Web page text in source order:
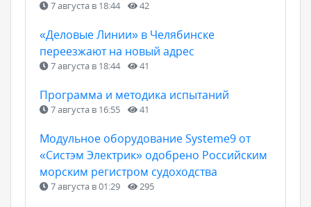
7 августа в 18:44 42
«Деловые Линии» в Челябинске
переезжают на новый адрес
7 августа в 18:44 41
Программа и методика испытаний
7 августа в 16:55 41
Модульное оборудование Systeme9 от
«Систэм Электрик» одобрено Российским
морским регистром судоходства
7 августа в 01:29 295